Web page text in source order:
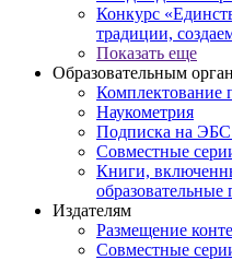
Конкурс
традиции,
Показать еще
Образовательным
Комплектование
Наукометрия
Подписка на ЭБС
Совместные
Книги,
Издателям
Размещение
Совместные